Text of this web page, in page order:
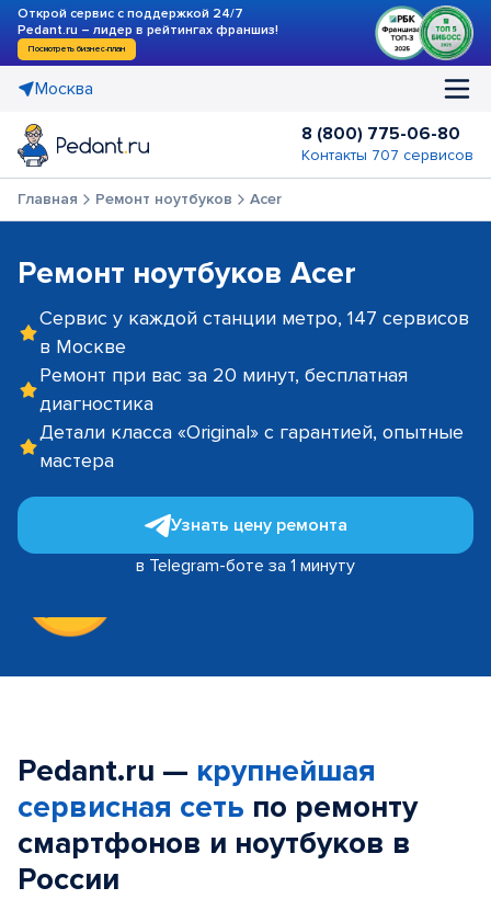
Открой сервис с поддержкой 24/7
Pedant.ru – лидер в рейтингах франшиз!
Посмотреть бизнес-план
Москва
8 (800) 775-06-80
Контакты 707 сервисов
Главная Ремонт ноутбуков Acer
Ремонт ноутбуков Acer
Сервис у каждой станции метро, 147 сервисов
в Москве
Ремонт при вас за 20 минут, бесплатная
диагностика
Детали класса «Original» с гарантией, опытные
мастера
Узнать цену ремонта
в Telegram-боте за 1 минуту
Pedant.ru — крупнейшая
сервисная сеть по ремонту
смартфонов и ноутбуков в
России